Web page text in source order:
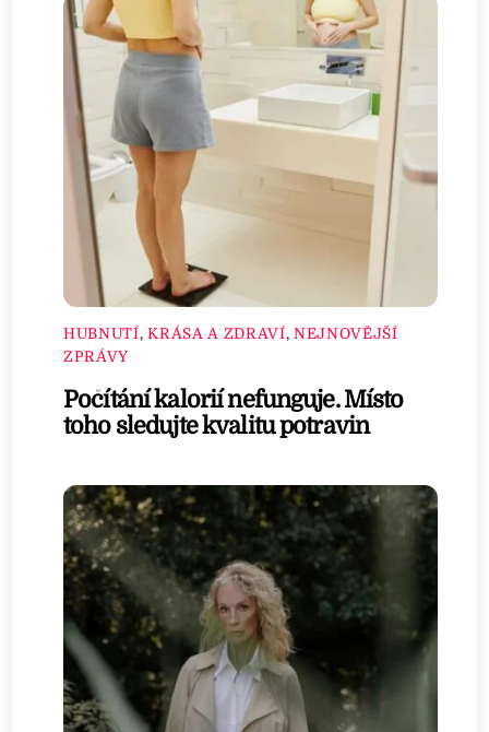
HUBNUTÍ,KRÁSA A ZDRAVÍ, NEJNOVĚJŠÍ
ZPRÁVY
Počítání kalorií nefunguje. Místo
toho sledujte kvalitu potravin